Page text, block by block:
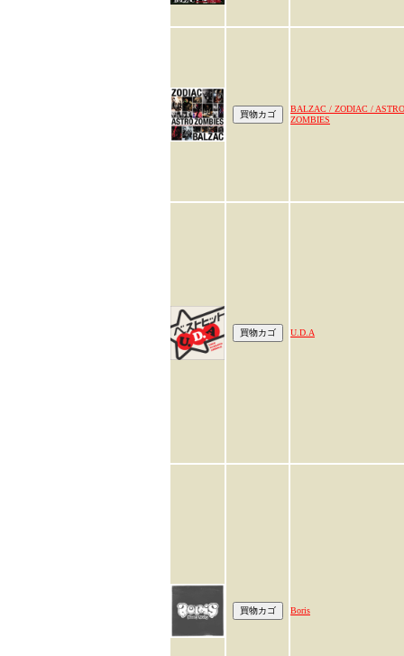
BALZAC / ZODIAC / ASTRO
ZOMBIES
U.D.A
Boris